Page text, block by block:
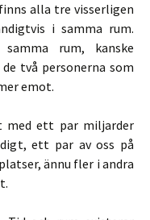
alla tre visserligen
i samma rum.
rum, kanske
två personerna som
emot.
med ett par miljarder
ett par av oss på
ännu fler i andra